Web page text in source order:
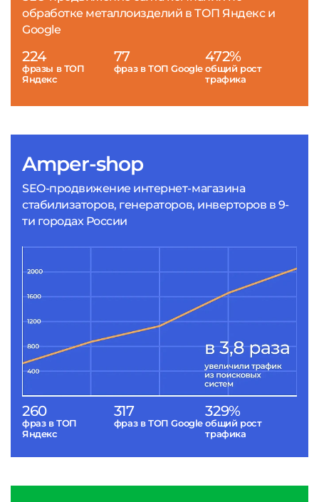
Amper-shop
SEO-продвижение интернет-магазина
стабилизаторов, генераторов, инверторов в 9-
ти городах России
260
фраз в ТОП
Яндекс
317
фраз в ТОП Google
329%
общий рост
трафика
обработке металлоизделий в ТОП Яндекс и
Google
224
фразы в ТОП
Яндекс
77
фраз в ТОП Google
472%
общий рост
трафика